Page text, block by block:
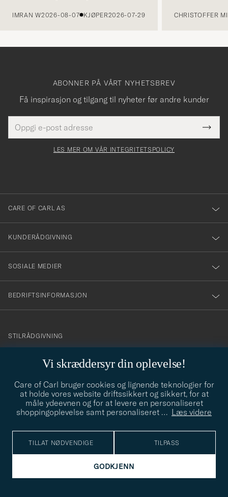
IMRAN W2026-08-07 KJØPER2026-07-29 CHRISTOFFER
Vi skræddersyr din oplevelse!
Care of Carl bruger cookies og lignende teknologier for
at holde vores website driftssikkert og sikkert, for at
måle ydeevnen og for at levere en personaliseret
shoppingoplevelse samt personaliseret … Læs videre
TILLAT NØDVENDIGE TILPASS
GODKJENN
ABONNER PÅ VÅRT NYHETSBREV
Få inspirasjon og tilgang til nyheter før andre kunder
postadresse
felt
Tack
för
dig
till
vårt
nyhetsbrev!
LES MER OM VÅR INTEGRITETSPOLICY
CARE OF CARL AS
KUNDERÅDGIVNING
SOSIALE MEDIER
BEDRIFTSINFORMASJON
info@careofcarl.no
STILRÅDGIVNING
STILRÅDGIVNING
© Care of Carl 2026